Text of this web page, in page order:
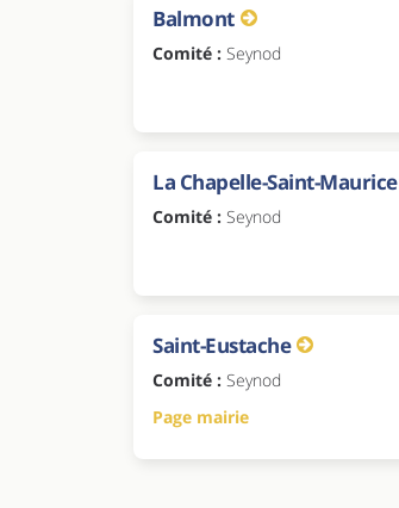
Balmont
Comité : Seynod
La Chapelle-Saint-Maurice
Comité : Seynod
Saint-Eustache
Comité : Seynod
Page mairie